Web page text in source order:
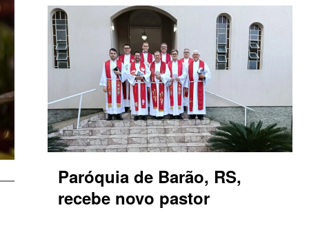
Paróquia de Barão, RS,
recebe novo pastor